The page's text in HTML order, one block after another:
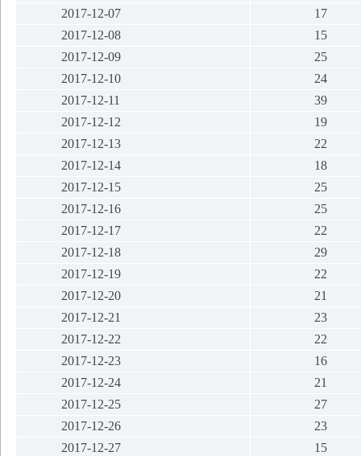
2017-12-07
17
2017-12-08
15
2017-12-09
25
2017-12-10
24
2017-12-11
39
2017-12-12
19
2017-12-13
22
2017-12-14
18
2017-12-15
25
2017-12-16
25
2017-12-17
22
2017-12-18
29
2017-12-19
22
2017-12-20
21
2017-12-21
23
2017-12-22
22
2017-12-23
16
2017-12-24
21
2017-12-25
27
2017-12-26
23
2017-12-27
15